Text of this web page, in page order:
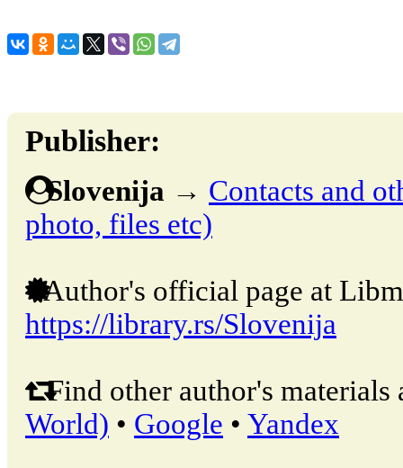
Publisher:
Slovenija → Contacts and
photo, files etc)
Author's official page at
https://library.rs/Slovenija
Find other author's materials
World) • Google • Yandex